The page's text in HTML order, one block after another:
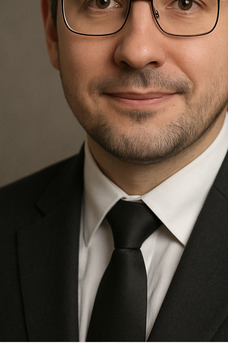
Nagrobki
Kwiaciarnia